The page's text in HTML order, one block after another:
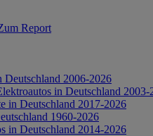
Report
Deutschland 2006-2026
in Deutschland 2003-
in Deutschland 2017-2026
1960-2026
in Deutschland 2014-2026